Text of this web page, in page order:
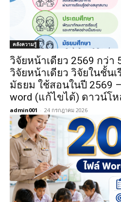
คลังความรู้
วิจัยหน้าเดียว 2569 กว่า
วิจัยหน้าเดียว วิจัยในชั้น
มัธยม ใช้สอนในปี 2569
word (แก้ไขได้) ดาวน์โ
admin001 - 24 กรกฎาคม 2026